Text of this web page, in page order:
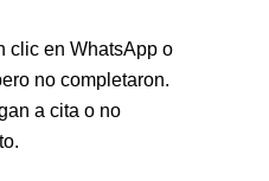
clic en WhatsApp o
no completaron.
a cita o no